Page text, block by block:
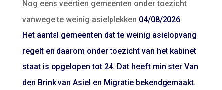
Nog eens veertien gemeenten onder toezicht
vanwege te weinig asielplekken 04/08/2026
Het aantal gemeenten dat te weinig asielopvang
regelt en daarom onder toezicht van het kabinet
staat is opgelopen tot 24. Dat heeft minister Van
den Brink van Asiel en Migratie bekendgemaakt.